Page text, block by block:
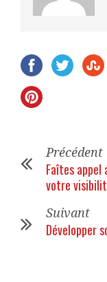
Précédent
Faîtes
votre
Suivant
Développer